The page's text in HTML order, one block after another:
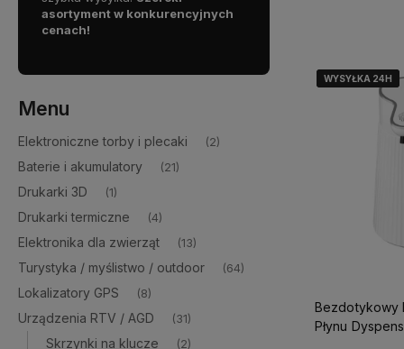
asortyment w konkurencyjnych
cenach!
Menu
Elektroniczne torby i plecaki (2)
Baterie i akumulatory (21)
Drukarki 3D (1)
Drukarki termiczne (4)
Elektronika dla zwierząt (13)
Turystyka / myślistwo / outdoor (64)
Lokalizatory GPS (8)
Urządzenia RTV / AGD (31)
Skrzynki na klucze (2)
WYSYŁKA 24H
WYSYŁKA 24H
WYSYŁKA 24H
Bezdotykowy
Płynu